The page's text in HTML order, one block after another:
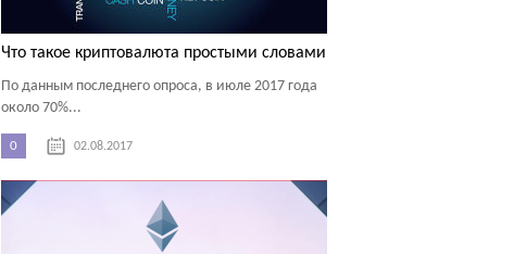
Что такое криптовалюта простыми словами
По данным последнего опроса, в июле 2017 года
около 70%...
0 02.08.2017